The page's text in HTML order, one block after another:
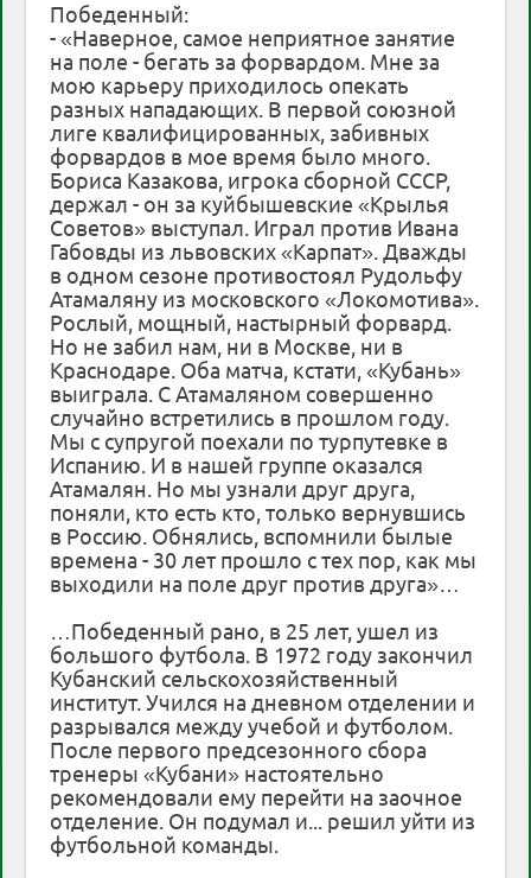
Победенный:
- «Наверное, самое неприятное занятие
на поле - бегать за форвардом. Мне за
мою карьеру приходилось опекать
разных нападающих. В первой союзной
лиге квалифицированных, забивных
форвардов в мое время было много.
Бориса Казакова, игрока сборной СССР,
держал - он за куйбышевские «Крылья
Советов» выступал. Играл против Ивана
Габовды из львовских «Карпат». Дважды
в одном сезоне противостоял Рудольфу
Атамаляну из московского «Локомотива».
Рослый, мощный, настырный форвард.
Но не забил нам, ни в Москве, ни в
Краснодаре. Оба матча, кстати, «Кубань»
выиграла. С Атамаляном совершенно
случайно встретились в прошлом году.
Мы с супругой поехали по турпутевке в
Испанию. И в нашей группе оказался
Атамалян. Но мы узнали друг друга,
поняли, кто есть кто, только вернувшись
в Россию. Обнялись, вспомнили былые
времена - 30 лет прошло с тех пор, как мы
выходили на поле друг против друга»…
…Победенный рано, в 25 лет, ушел из
большого футбола. В 1972 году закончил
Кубанский сельскохозяйственный
институт. Учился на дневном отделении и
разрывался между учебой и футболом.
После первого предсезонного сбора
тренеры «Кубани» настоятельно
рекомендовали ему перейти на заочное
отделение. Он подумал и... решил уйти из
футбольной команды.